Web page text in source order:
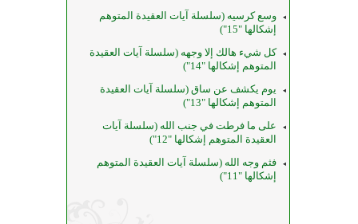
وسع كرسيه (سلسلة آيات العقيدة المتوهم
إشكالها "15")
كل شيء هالك إلا وجهه (سلسلة آيات العقيدة
المتوهم إشكالها "14")
يوم يكشف عن ساق (سلسلة آيات العقيدة
المتوهم إشكالها "13")
على ما فرطت في جنب الله (سلسلة آيات
العقيدة المتوهم إشكالها "12")
فثم وجه الله (سلسلة آيات العقيدة المتوهم
إشكالها "11")